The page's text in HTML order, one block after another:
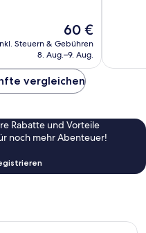
Der
Preis
beträgt
60 €
Steuern & Gebühren
8. Aug.–9. Aug.
vergleichen
Rabatte und Vorteile
noch mehr Abenteuer!